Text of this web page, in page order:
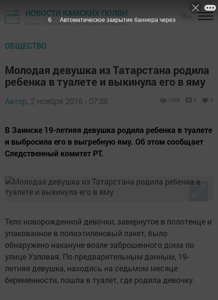
НОВОСТИ КАМСКИХ ПОЛЯН
Газета "Посинформ" - Нижнекамский район
ОБЩЕСТВО
Молодая девушка из Татарстана родила
ребенка в туалете и выкинула его в яму
Автор, 2 ноября 2016 - 07:38 1409 0 0
В Заинске 19-летняя девушка родила ребенка в туалете
и выбросила его в выгребную яму. Об этом сообщает
Следственный комитет РТ.
Тело новорожденной девочки, завернутое в полотенце и
упакованное в полиэтиленовый пакет, было
обнаружено накануне возле заброшенного дома по
улице Узловая. По предварительным данным, 19-
летняя девушка, находясь на седьмом месяце
беременности, пошла в туалет, где родила девочку.
5 Автоматическое закрытие баннера через